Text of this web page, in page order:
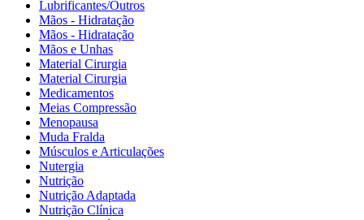
Lubrificantes/Outros
Mãos - Hidratação
Mãos - Hidratação
Mãos e Unhas
Material Cirurgia
Material Cirurgia
Medicamentos
Meias Compressão
Menopausa
Muda Fralda
Músculos e Articulações
Nutergia
Nutrição
Nutrição Adaptada
Nutrição Clínica